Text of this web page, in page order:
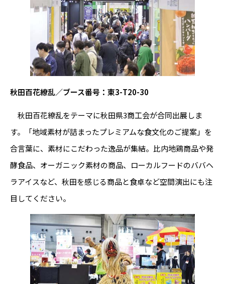
秋田百花繚乱／ブース番号：東3-T20-30
秋田百花繚乱をテーマに秋田県3商工会が合同出展しま
す。「地域素材が詰まったプレミアムな食文化のご提案」を
合言葉に、素材にこだわった逸品が集結。比内地鶏商品や発
酵食品、オーガニック素材の商品、ローカルフードのババヘ
ラアイスなど、秋田を感じる商品と食卓など空間演出にも注
目してください。